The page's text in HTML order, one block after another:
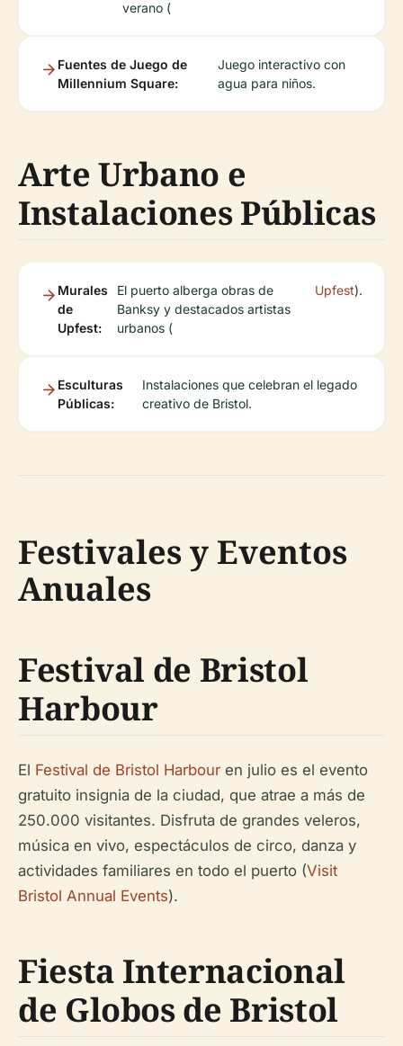
verano (
Fuentes de Juego de
Millennium Square:
Juego interactivo con
agua para niños.
Arte Urbano e
Instalaciones Públicas
Murales
de
Upfest:
El puerto alberga obras de
Banksy y destacados artistas
urbanos (
Upfest).
Esculturas
Públicas:
Instalaciones que celebran el legado
creativo de Bristol.
Festivales y Eventos
Anuales
Festival de Bristol
Harbour
El Festival de Bristol Harbour en julio es el evento
gratuito insignia de la ciudad, que atrae a más de
250.000 visitantes. Disfruta de grandes veleros,
música en vivo, espectáculos de circo, danza y
actividades familiares en todo el puerto (Visit
Bristol Annual Events).
Fiesta Internacional
de Globos de Bristol